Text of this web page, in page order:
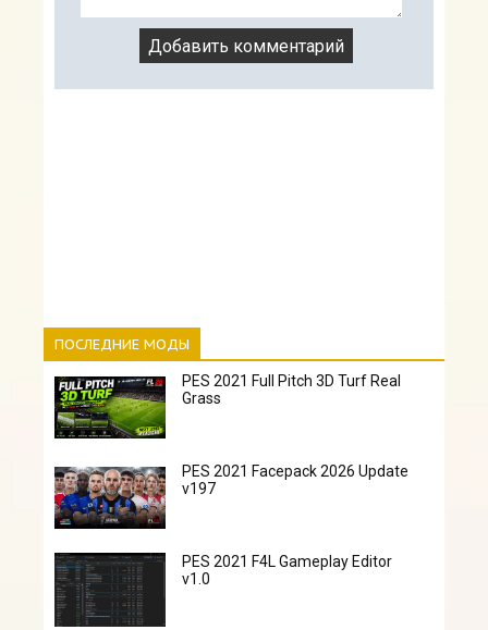
ПОСЛЕДНИЕ МОДЫ
PES 2021 Full Pitch 3D Turf Real
Grass
PES 2021 Facepack 2026 Update
v197
PES 2021 F4L Gameplay Editor
v1.0